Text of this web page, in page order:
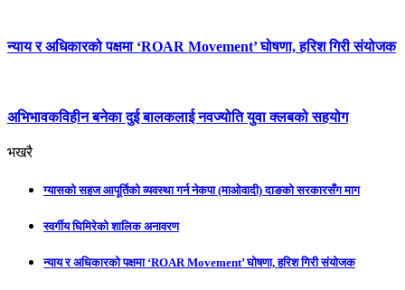
न्याय र अधिकारको पक्षमा ‘ROAR Movement’ घोषणा, हरिश गिरी संयोजक
अभिभावकविहीन बनेका दुई बालकलाई नवज्योति युवा क्लबको सहयोग
भखरै
ग्यासको सहज आपूर्तिको व्यवस्था गर्न नेकपा (माओवादी) दाङको सरकारसँग माग
स्वर्गीय घिमिरेको शालिक अनावरण
न्याय र अधिकारको पक्षमा ‘ROAR Movement’ घोषणा, हरिश गिरी संयोजक